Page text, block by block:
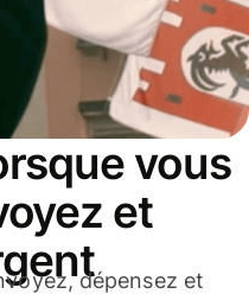
vous
et
dépensez et